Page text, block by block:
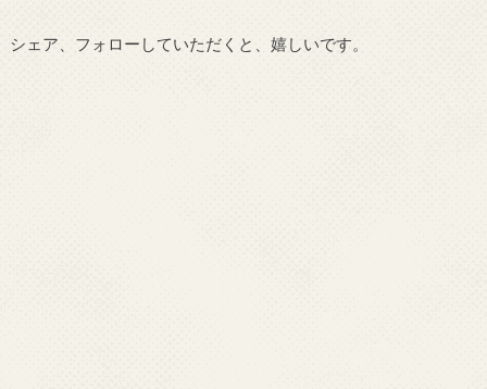
シェア、フォローしていただくと、嬉しいです。